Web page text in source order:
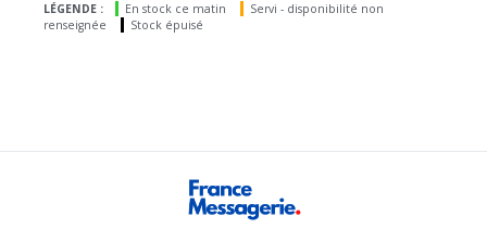
LÉGENDE : En stock ce matin
Servi - disponibilité non
renseignée
Stock épuisé